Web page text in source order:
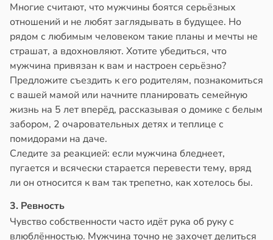
Многие считают, что мужчины боятся серьёзных
отношений и не любят заглядывать в будущее. Но
рядом с любимым человеком такие планы и мечты не
страшат, а вдохновляют. Хотите убедиться, что
мужчина привязан к вам и настроен серьёзно?
Предложите съездить к его родителям, познакомиться
с вашей мамой или начните планировать семейную
жизнь на 5 лет вперёд, рассказывая о домике с белым
забором, 2 очаровательных детях и теплице с
помидорами на даче.
Следите за реакцией: если мужчина бледнеет,
пугается и всячески старается перевести тему, вряд
ли он относится к вам так трепетно, как хотелось бы.
3. Ревность
Чувство собственности часто идёт рука об руку с
влюблённостью. Мужчина точно не захочет делиться